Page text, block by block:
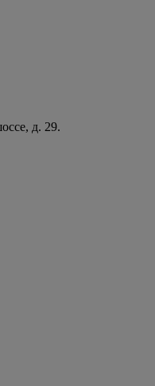
д. 29.